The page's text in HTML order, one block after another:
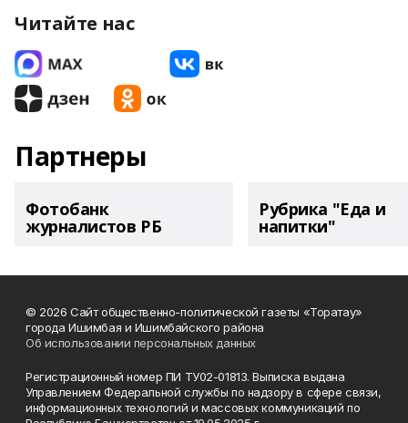
Читайте нас
Партнеры
Фотобанк
журналистов РБ
Рубрика "Еда и
напитки"
© 2026 Сайт общественно-политической газеты «Торатау»
города Ишимбая и Ишимбайского района
Об использовании персональных данных
Регистрационный номер ПИ ТУ02-01813. Выписка выдана
Управлением Федеральной службы по надзору в сфере связи,
информационных технологий и массовых коммуникаций по